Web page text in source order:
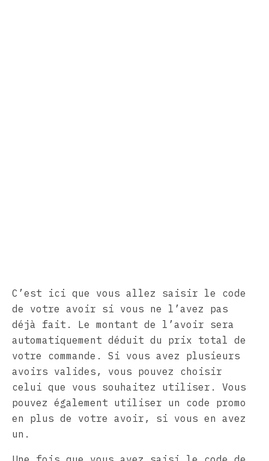
C’est ici que vous allez saisir le code
de votre avoir si vous ne l’avez pas
déjà fait. Le montant de l’avoir sera
automatiquement déduit du prix total de
votre commande. Si vous avez plusieurs
avoirs valides, vous pouvez choisir
celui que vous souhaitez utiliser. Vous
pouvez également utiliser un code promo
en plus de votre avoir, si vous en avez
un.